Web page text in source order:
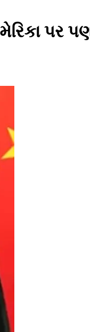
પર